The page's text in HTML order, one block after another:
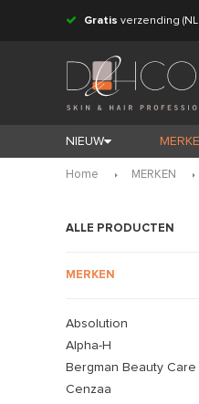
Gratis verzending (NL
NIEUW
Home MERKEN
ALLE PRODUCTEN
MERKEN
Absolution
Alpha-H
Bergman Beauty Care
Cenzaa